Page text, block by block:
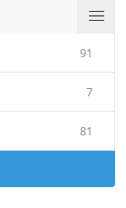
91
7
81